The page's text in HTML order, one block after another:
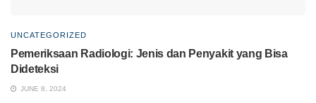
UNCATEGORIZED
Pemeriksaan Radiologi: Jenis dan Penyakit yang Bisa
Dideteksi
JUNE 8, 2024